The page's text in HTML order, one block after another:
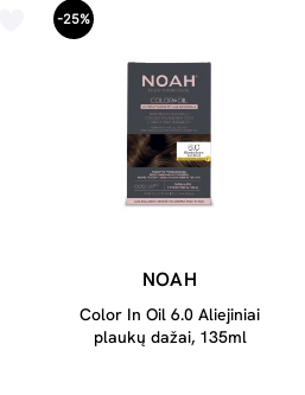
-25%
NOAH
Color In Oil 6.0 Aliejiniai
plaukų dažai, 135ml